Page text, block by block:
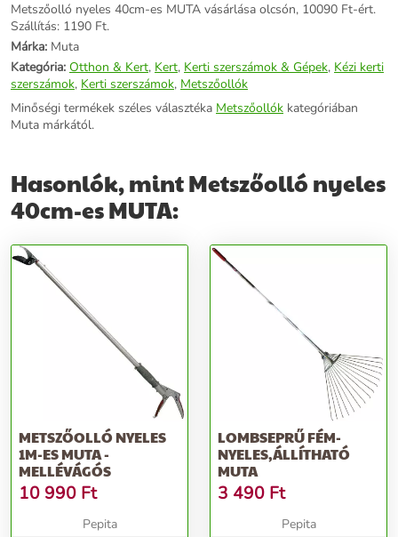
Metszőolló nyeles 40cm-es MUTA vásárlása olcsón, 10090 Ft-ért.
Szállítás: 1190 Ft.
Márka: Muta
Kategória: Otthon & Kert, Kert, Kerti szerszámok & Gépek, Kézi kerti
szerszámok, Kerti szerszámok, Metszőollók
Minőségi termékek széles választéka Metszőollók kategóriában
Muta márkától.
Hasonlók, mint Metszőolló nyeles
40cm-es MUTA:
METSZŐOLLÓ NYELES
1M-ES MUTA -
MELLÉVÁGÓS
10 990 Ft
Pepita
LOMBSEPRŰ FÉM-
NYELES,ÁLLÍTHATÓ
MUTA
3 490 Ft
Pepita